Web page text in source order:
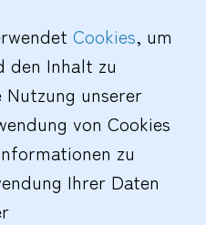
und Wäsche eine
Für diesen
wir nur einen Euro
sie uns bitte unter
Cookies, um
den Inhalt zu
unserer
von Cookies
zu
Ihrer Daten